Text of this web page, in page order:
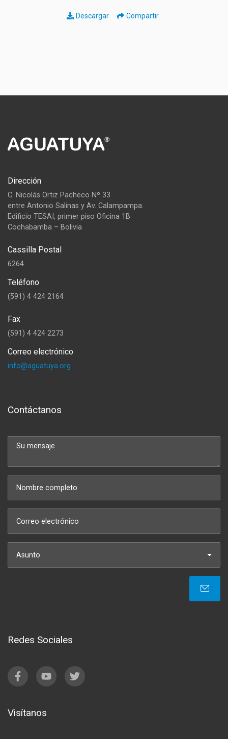
Descargar Compartir
Dirección
C. Nicolás Ortiz Pacheco Nº 33
entre Antonio Salinas y Av. Calampampa.
Edificio TESAI, primer piso Oficina 1B
Cochabamba – Bolivia
Cassilla Postal
6264
Teléfono
(591) 4 424 2164
Fax
(591) 4 424 2273
Correo electrónico
info@aguatuya.org
Contáctanos
Asunto
Redes Sociales
Visítanos